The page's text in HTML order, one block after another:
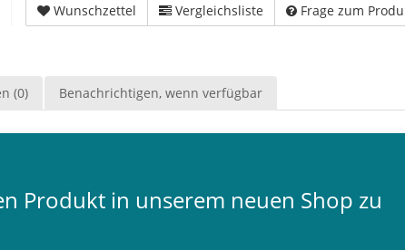
Wunschzettel Vergleichsliste Frage zum
(0) Benachrichtigen, wenn verfügbar
Produkt in unserem neuen Shop zu